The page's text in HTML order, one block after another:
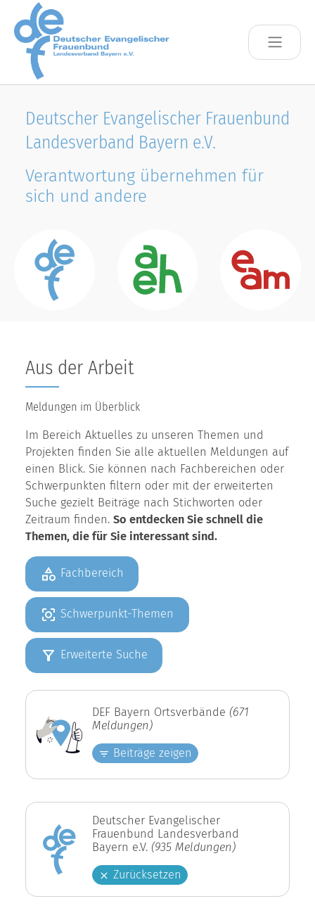
Skip to main content
Deutscher Evangelischer Frauenbund
Landesverband Bayern e.V.
Verantwortung übernehmen für
sich und andere
Aus der Arbeit
Meldungen im Überblick
Im Bereich Aktuelles zu unseren Themen und
Projekten finden Sie alle aktuellen Meldungen auf
einen Blick. Sie können nach Fachbereichen oder
Schwerpunkten filtern oder mit der erweiterten
Suche gezielt Beiträge nach Stichworten oder
Zeitraum finden. So entdecken Sie schnell die
Themen, die für Sie interessant sind.
Fachbereich
Schwerpunkt-Themen
Erweiterte Suche
DEF Bayern Ortsverbände (671
Meldungen)
Beiträge zeigen
Deutscher Evangelischer
Frauenbund Landesverband
Bayern e.V. (935 Meldungen)
Zurücksetzen